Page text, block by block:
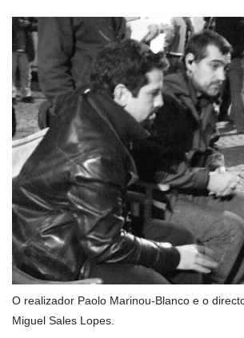
O realizador Paolo Marinou-Blanco e o
Miguel Sales Lopes.